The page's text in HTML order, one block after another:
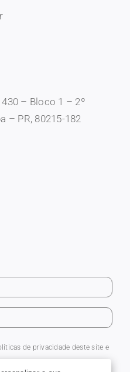
– Bloco 1 – 2º
– PR, 80215-182
de privacidade deste site e